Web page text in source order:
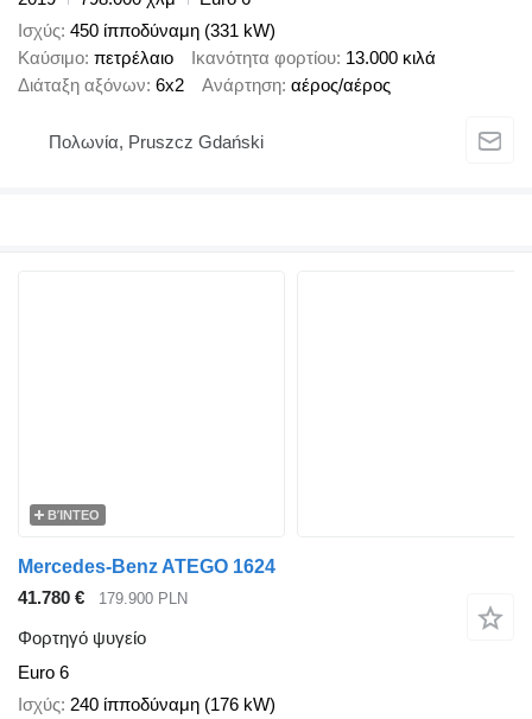
Ισχύς 450 ίπποδύναμη (331 kW)
Καύσιμο πετρέλαιο Ικανότητα φορτίου 13.000 κιλά
Διάταξη αξόνων 6x2 Ανάρτηση αέρος/αέρος
Πολωνία, Pruszcz Gdański
ΒΊΝΤΕΟ
Mercedes-Benz ATEGO 1624
41.780 €
179.900 PLN
Φορτηγό ψυγείο
Euro 6
Ισχύς 240 ίπποδύναμη (176 kW)